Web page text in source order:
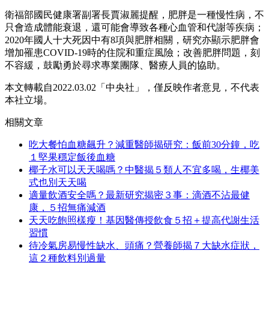
衛福部國民健康署副署長賈淑麗提醒，肥胖是一種慢性病，不
只會造成體能衰退，還可能會導致各種心血管和代謝等疾病；
2020年國人十大死因中有8項與肥胖相關，研究亦顯示肥胖會
增加罹患COVID-19時的住院和重症風險；改善肥胖問題，刻
不容緩，鼓勵勇於尋求專業團隊、醫療人員的協助。
本文轉載自2022.03.02「中央社」，僅反映作者意見，不代表
本社立場。
相關文章
吃大餐怕血糖飆升？減重醫師揭研究：飯前30分鐘，吃
１堅果穩定飯後血糖
椰子水可以天天喝嗎？中醫揭５類人不宜多喝，生椰美
式也別天天喝
適量飲酒安全嗎？最新研究揭密３事：滴酒不沾最健
康，５招無痛減酒
天天吃飽照樣瘦！基因醫傳授飲食５招＋提高代謝生活
習慣
待冷氣房易慢性缺水、頭痛？營養師揭７大缺水症狀，
這２種飲料別過量